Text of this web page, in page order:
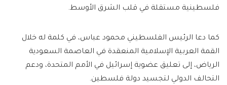
فلسطينية مستقلة في قلب الشرق الأوسط.
كما دعا الرئيس الفلسطيني محمود عباس، في كلمة له خلال
القمة العربية الإسلامية المنعقدة في العاصمة السعودية
الرياض، إلى تعليق عضوية إسرائيل في الأمم المتحدة، ودعم
التحالف الدولي لتجسيد دولة فلسطين.